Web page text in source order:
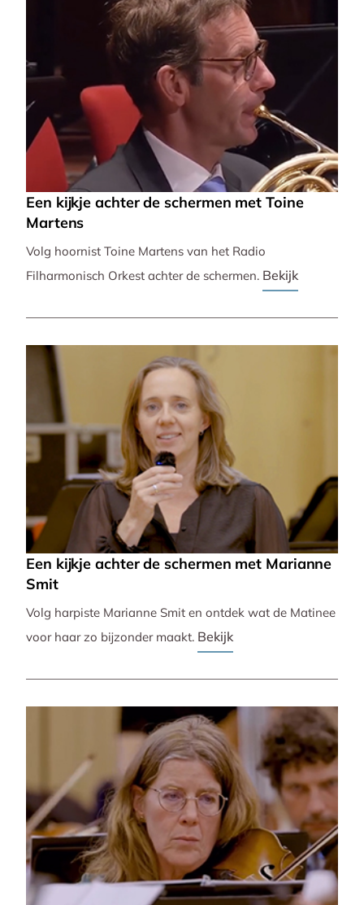
Een kijkje achter de schermen met Toine
Martens
Volg hoornist Toine Martens van het Radio
Filharmonisch Orkest achter de schermen. Bekijk
Een kijkje achter de schermen met Marianne
Smit
Volg harpiste Marianne Smit en ontdek wat de Matinee
voor haar zo bijzonder maakt. Bekijk